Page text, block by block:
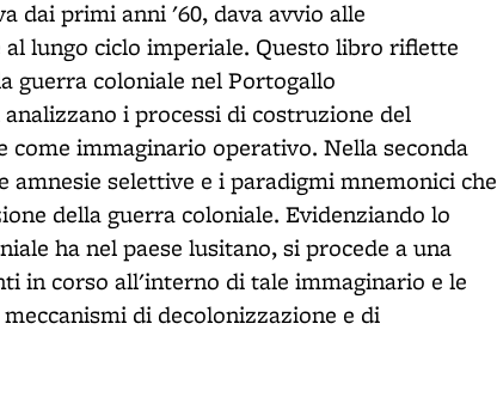
dai primi anni '60, dava avvio alle
lungo ciclo imperiale. Questo libro riflette
guerra coloniale nel Portogallo
i processi di costruzione del
immaginario operativo. Nella seconda
amnesie selettive e i paradigmi mnemonici che
della guerra coloniale. Evidenziando lo
ha nel paese lusitano, si procede a una
in corso all'interno di tale immaginario e le
di decolonizzazione e di